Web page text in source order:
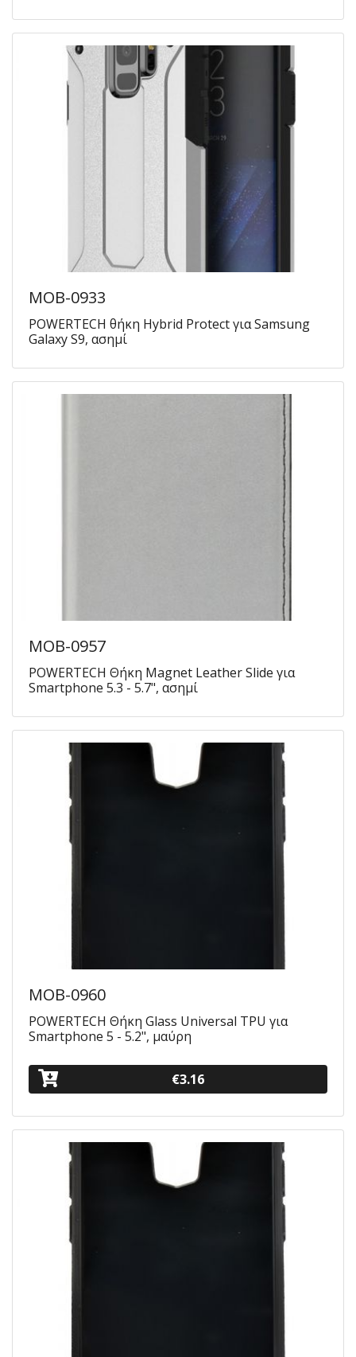
MOB-0933
POWERTECH θήκη Hybrid Protect για Samsung
Galaxy S9, ασημί
MOB-0957
POWERTECH Θήκη Magnet Leather Slide για
Smartphone 5.3 - 5.7", ασημί
MOB-0960
POWERTECH Θήκη Glass Universal TPU για
Smartphone 5 - 5.2", μαύρη
€3.16